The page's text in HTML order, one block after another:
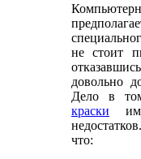
не стоит
довольно
Дело в
краски
что: